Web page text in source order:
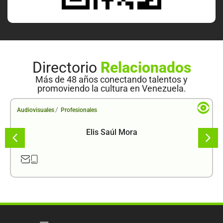
Directorio Relacionados
Más de 48 años conectando talentos y
promoviendo la cultura en Venezuela.
Audiovisuales / Profesionales
Elis Saúl Mora